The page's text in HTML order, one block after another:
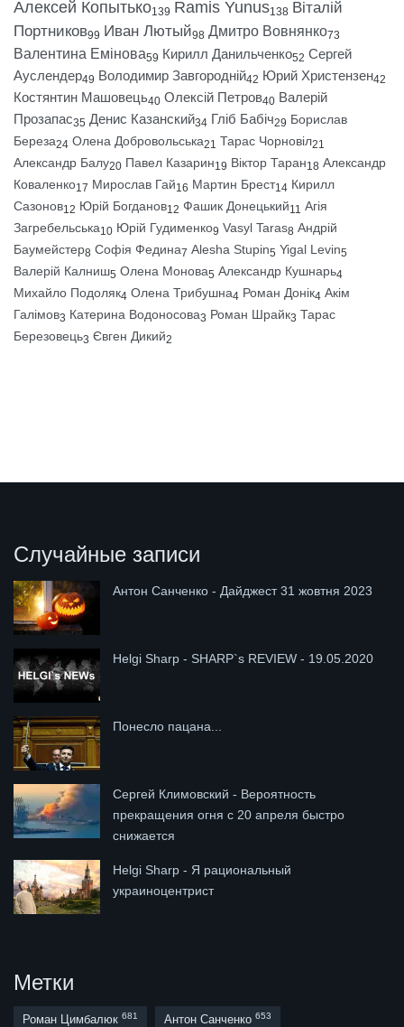
Алексей Копытько139 Ramis Yunus138 Віталій
Портников99 Иван Лютый98 Дмитро Вовнянко73
Валентина Емінова59 Кирилл Данильченко52 Сергей
Ауслендер49 Володимир Завгородній42 Юрий Христензен42
Костянтин Машовець40 Олексій Петров40 Валерій
Прозапас35 Денис Казанский34 Гліб Бабіч29 Борислав
Береза24 Олена Добровольська21 Тарас Чорновіл21
Александр Балу20 Павел Казарин19 Віктор Таран18 Александр
Коваленко17 Мирослав Гай16 Мартин Брест14 Кирилл
Сазонов12 Юрій Богданов12 Фашик Донецький11 Агія
Загребельська10 Юрій Гудименко9 Vasyl Taras8 Андрій
Баумейстер8 Софія Федина7 Alesha Stupin5 Yigal Levin5
Валерій Калниш5 Олена Монова5 Александр Кушнарь4
Михайло Подоляк4 Олена Трибушна4 Роман Донік4 Акім
Галімов3 Катерина Водоносова3 Роман Шрайк3 Тарас
Березовець3 Євген Дикий2
Случайные записи
Антон Санченко - Дайджест 31 жовтня 2023
Helgi Sharp - SHARP`s REVIEW - 19.05.2020
Понесло пацана...
Сергей Климовский - Вероятность
прекращения огня с 20 апреля быстро
снижается
Helgi Sharp - Я рациональный
украиноцентрист
Метки
Роман Цимбалюк 681 Антон Санченко 653